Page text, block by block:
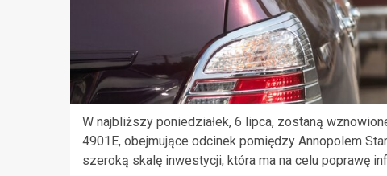
W najbliższy poniedziałek, 6 lipca, zostaną
4901E, obejmujące odcinek pomiędzy Annopolem
szeroką skalę inwestycji, która ma na celu poprawę